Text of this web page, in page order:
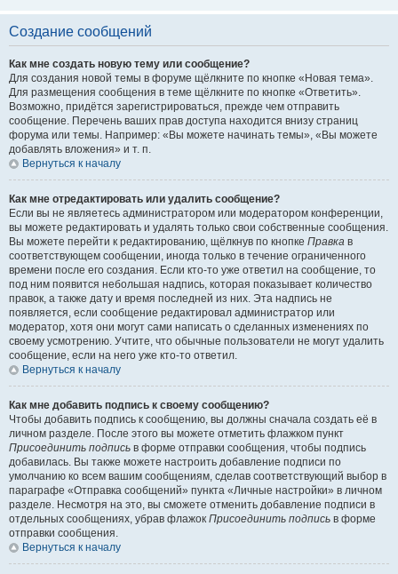
Создание сообщений
Как мне создать новую тему или сообщение?
Для создания новой темы в форуме щёлкните по кнопке «Новая тема».
Для размещения сообщения в теме щёлкните по кнопке «Ответить».
Возможно, придётся зарегистрироваться, прежде чем отправить
сообщение. Перечень ваших прав доступа находится внизу страниц
форума или темы. Например: «Вы можете начинать темы», «Вы можете
добавлять вложения» и т. п.
Вернуться к началу
Как мне отредактировать или удалить сообщение?
Если вы не являетесь администратором или модератором конференции,
вы можете редактировать и удалять только свои собственные сообщения.
Вы можете перейти к редактированию, щёлкнув по кнопке Правка в
соответствующем сообщении, иногда только в течение ограниченного
времени после его создания. Если кто-то уже ответил на сообщение, то
под ним появится небольшая надпись, которая показывает количество
правок, а также дату и время последней из них. Эта надпись не
появляется, если сообщение редактировал администратор или
модератор, хотя они могут сами написать о сделанных изменениях по
своему усмотрению. Учтите, что обычные пользователи не могут удалить
сообщение, если на него уже кто-то ответил.
Вернуться к началу
Как мне добавить подпись к своему сообщению?
Чтобы добавить подпись к сообщению, вы должны сначала создать её в
личном разделе. После этого вы можете отметить флажком пункт
Присоединить подпись в форме отправки сообщения, чтобы подпись
добавилась. Вы также можете настроить добавление подписи по
умолчанию ко всем вашим сообщениям, сделав соответствующий выбор в
параграфе «Отправка сообщений» пункта «Личные настройки» в личном
разделе. Несмотря на это, вы сможете отменить добавление подписи в
отдельных сообщениях, убрав флажок Присоединить подпись в форме
отправки сообщения.
Вернуться к началу